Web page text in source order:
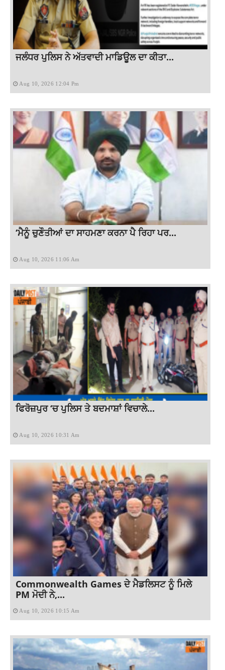
ਜਲੰਧਰ ਪੁਲਿਸ ਨੇ ਅੱਤਵਾਦੀ ਮਾਡਿਊਲ ਦਾ ਕੀਤਾ...
Aug 10, 2026 12:04 Pm
‘ਮੈਨੂੰ ਚੁਣੌਤੀਆਂ ਦਾ ਸਾਹਮਣਾ ਕਰਨਾ ਪੈ ਰਿਹਾ ਪਰ...
Aug 10, 2026 11:06 Am
ਫਿਰੋਜ਼ਪੁਰ ‘ਚ ਪੁਲਿਸ ਤੇ ਬਦਮਾਸ਼ਾਂ ਵਿਚਾਲੇ...
Aug 10, 2026 10:31 Am
Commonwealth Games ਦੇ ਮੈਡਲਿਸਟ ਨੂੰ ਮਿਲੇ
PM ਮੋਦੀ ਨੇ,...
Aug 10, 2026 10:15 Am